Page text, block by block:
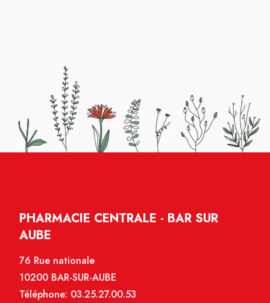
PHARMACIE CENTRALE - BAR SUR
AUBE
76 Rue nationale
10200 BAR-SUR-AUBE
Téléphone: 03.25.27.00.53